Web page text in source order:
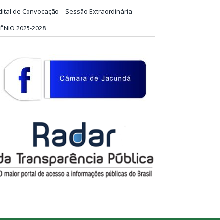
de Convocação – Sessão Extraordinária
2025-2028